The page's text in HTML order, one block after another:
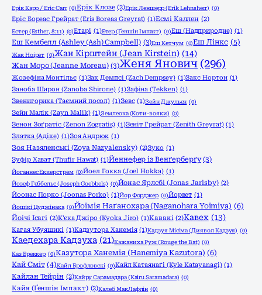
Ерік Карр / Eric Carr (0)Ерік Клозе (2)Ерік Леншерр (Erik Lehnsherr) (0)
Еріс Бореас Грейрат (Eris Boreas Greyrat) (1)Есмі Каллен (2)
Естер (Esther, 8:11) (0)Етарі (1)Етер (Ґеншін Імпакт) (0)Еш (Надприродне) (1)
Еш Кембелл (Ashley (Ash) Campbell) (3)Еш Кетчум (0)Еш Лінкс (5)
Жак Ноірет (0)Жан Кірштейн (Jean Kirstein) (14)
Жан Моро (Jeanne Moreau) (3)Женя Янович (296)
Жозефіна Монтільє (1)Зак Демпсі (Zach Dempsey) (1)Закс Нортон (1)
Заноба Широн (Zanoba Shirone) (1)Зафіна (Tekken) (1)
Звенигориха (Таємний посол) (1)Зевс (1)Зейн Джульєн (0)
Зейн Малік (Zayn Malik) (1)Землеока (Коти-вояки) (0)
Зенон Зоґратіс (Zenon Zogratis) (1)Зеніт Грейрат (Zenith Greyrat) (1)
Златка (Адіке) (1)Зоя Андрюк (1)
Зоя Назяленські (Zoya Nazyalensky) (2)Зуко (1)
Зуфір Хават (Thufir Hawat) (1)Йеннефер із Венґерберґу (3)
Йоганнес Еккерстрем (0)Йоел Гокка (Joel Hokka) (1)
Йозеф Геббельс (Joseph Goebbels) (0)Йонас Ярлсбі (Jonas Jarlsby) (2)
Йоонас Порко (Joonas Porko) (1)Йор Форджер (0)Йорвет (1)
Йошікі Цуджінака (0)Йоімія Наґанохара (Naganohara Yoimiya) (6)
Йоічі Ісагі (2)К'єка Джіро (Kyoka Jiro) (1)Кавакі (2)Кавех (13)
Кагая Убуяшикі (1)Кадзутора Ханемія (1)Кадзуя Місіма (Диявол Кадзуя) (0)
Каедехара Кадзуха (21)Кажаниха Руж (Rouge the Bat) (0)
Каз Бреккер (0)Казутора Ханемія (Hanemiya Kazutora) (6)
Кай Сміт (4)Кайл Брофловскі (0)Кайл Катаянаґі (Kyle Katayanagi) (1)
Кайлан Тейрін (2)Кайру Сарамадара (Kairu Saramadara) (0)
Кайя (Ґеншін Імпакт) (2)Калеб МакЛафлін (0)